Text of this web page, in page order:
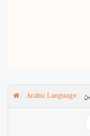
Arabic Language